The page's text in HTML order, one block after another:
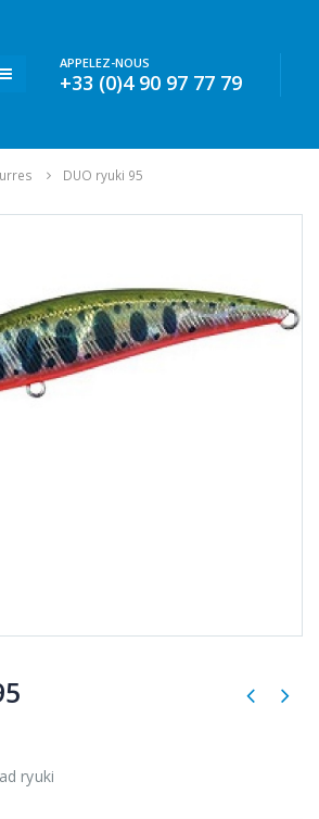
APPELEZ-NOUS
+33 (0)4 90 97 77 79
DUO ryuki 95
ryuki